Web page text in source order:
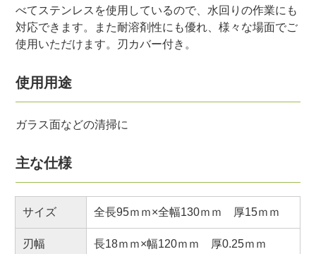
べてステンレスを使用しているので、水回りの作業にも
対応できます。また耐溶剤性にも優れ、様々な場面でご
使用いただけます。刃カバー付き。
使用用途
ガラス面などの清掃に
主な仕様
サイズ 全長95ｍｍ×全幅130ｍｍ 厚15ｍｍ
刃幅 長18ｍｍ×幅120ｍｍ 厚0.25ｍｍ